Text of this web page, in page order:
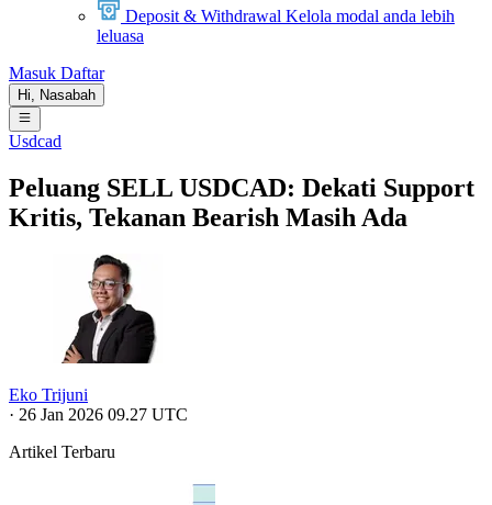
Deposit & Withdrawal Kelola modal anda lebih
leluasa
Masuk Daftar
Hi, Nasabah
Usdcad
Peluang SELL USDCAD: Dekati Support
Kritis, Tekanan Bearish Masih Ada
Eko Trijuni
· 26 Jan 2026 09.27 UTC
Artikel Terbaru